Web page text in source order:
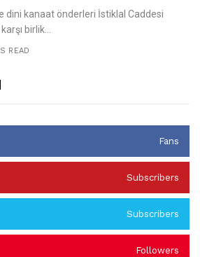
dini kanaat önderleri İstiklal Caddesi
karşı birlik...
READ
Fans
Subscribers
Subscribers
Followers